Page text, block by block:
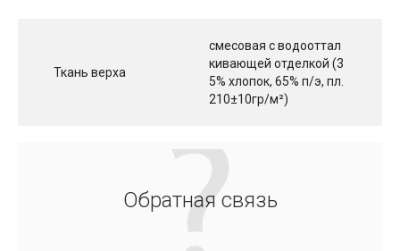
Ткань верха
смесовая с водооттал
кивающей отделкой (3
5% хлопок, 65% п/э, пл.
210±10гр/м²)
Обратная связь